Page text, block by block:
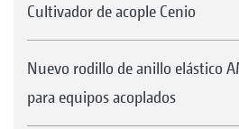
Cultivador de acople Cenio
Nuevo rodillo de anillo elástico
para equipos acoplados